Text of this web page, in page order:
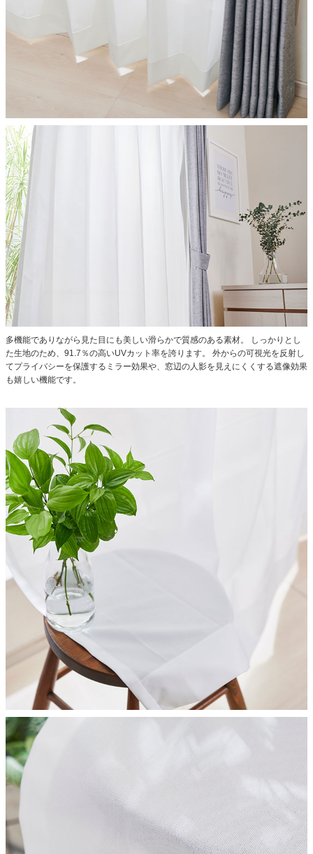
多機能でありながら見た目にも美しい滑らかで質感のある素材。
しっかりとし
た生地のため、91.7％の高いUVカット率を誇ります。
外からの可視光を反射し
てプライバシーを保護するミラー効果や、窓辺の人影を見えにくくする遮像効果
も嬉しい機能です。